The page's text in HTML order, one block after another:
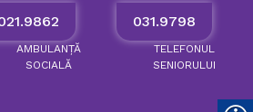
AMBULANȚĂ
SOCIALĂ
031.9798
TELEFONUL
SENIORULUI